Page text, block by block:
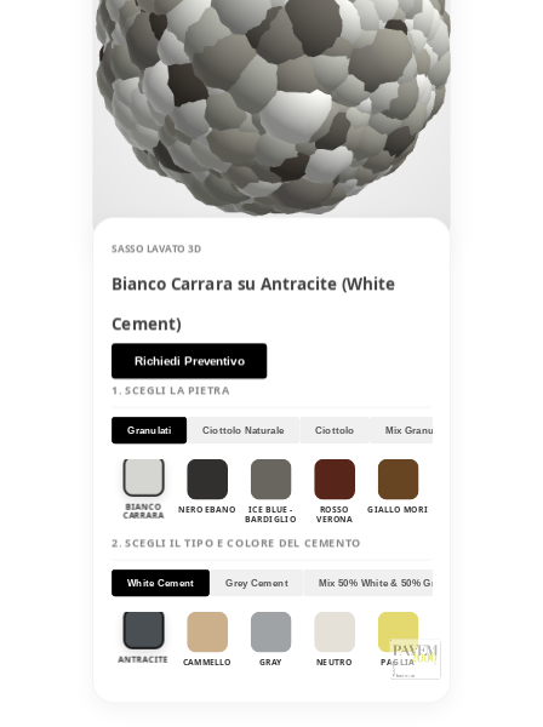
SASSO LAVATO 3D
Bianco Carrara su Antracite (White
Cement)
Richiedi Preventivo
1. SCEGLI LA PIETRA
Granulati Ciottolo Naturale Ciottolo Mix Granulati
BIANCO
CARRARA NERO EBANO ICE BLUE -
BARDIGLIO
ROSSO
VERONA
GIALLO MORI
2. SCEGLI IL TIPO E COLORE DEL CEMENTO
White Cement Grey Cement Mix 50% White & 50% Grey
ANTRACITE CAMMELLO GRAY NEUTRO PAGLIA